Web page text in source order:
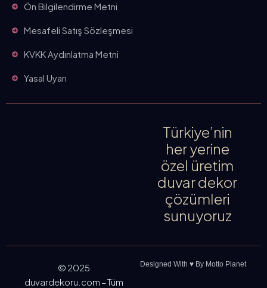
Ön Bilgilendirme Metni
Mesafeli Satış Sözleşmesi
KVKK Aydınlatma Metni
Yasal Uyarı
Türkiye’nin
her yerine
özel üretim
duvar dekor
çözümleri
sunuyoruz
© 2025
duvardekoru.com – Tüm
Designed With ♥️ By Motto Planet